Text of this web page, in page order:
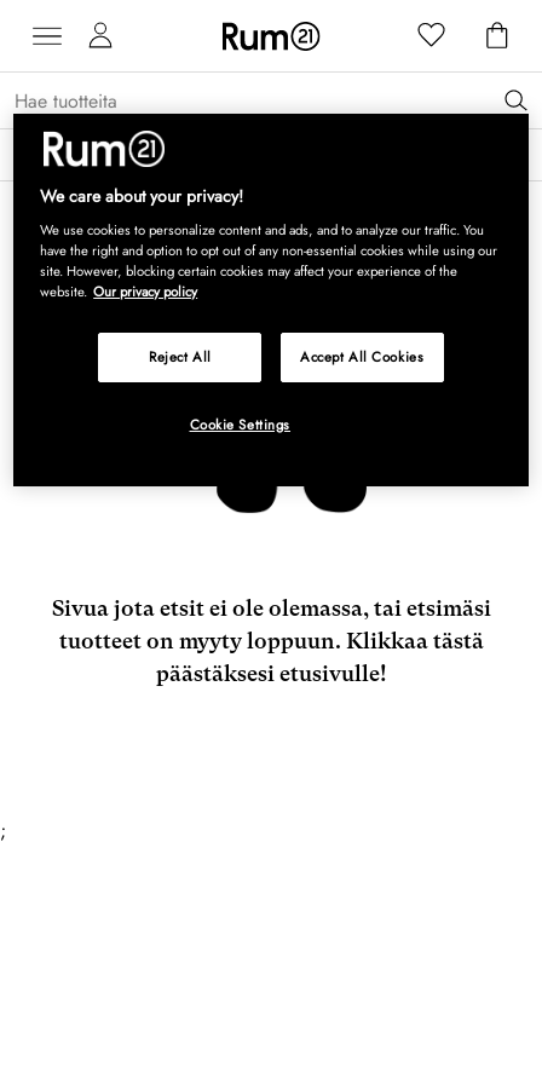
Saat 15 % alennusta Grythyttan Stålmöbler -tuotteista* →
Sivua jota etsit ei ole olemassa, tai etsimäsi
tuotteet on myyty loppuun. Klikkaa tästä
päästäksesi etusivulle!
;
We care about your privacy!
We use cookies to personalize content and ads, and to analyze our traffic. You
have the right and option to opt out of any non-essential cookies while using our
site. However, blocking certain cookies may affect your experience of the
website. Our privacy policy
Reject All Accept All Cookies
Cookie Settings